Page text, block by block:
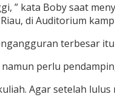
kata Boby saat
di Auditorium
terbesar
perlu
Agar setelah